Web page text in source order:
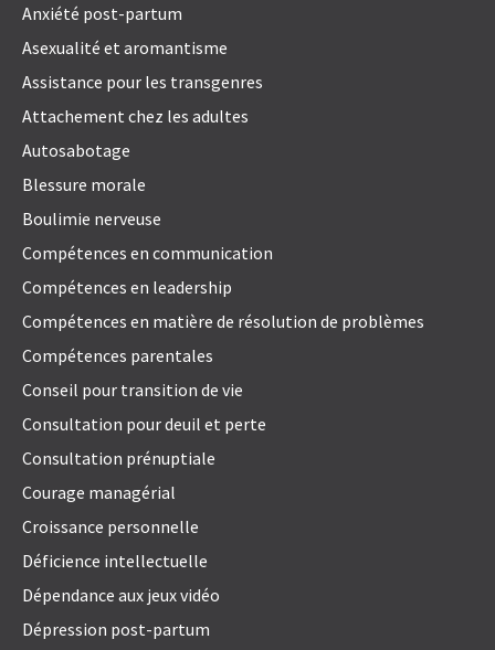
Anxiété post-partum
Asexualité et aromantisme
Assistance pour les transgenres
Attachement chez les adultes
Autosabotage
Blessure morale
Boulimie nerveuse
Compétences en communication
Compétences en leadership
Compétences en matière de résolution de problèmes
Compétences parentales
Conseil pour transition de vie
Consultation pour deuil et perte
Consultation prénuptiale
Courage managérial
Croissance personnelle
Déficience intellectuelle
Dépendance aux jeux vidéo
Dépression post-partum